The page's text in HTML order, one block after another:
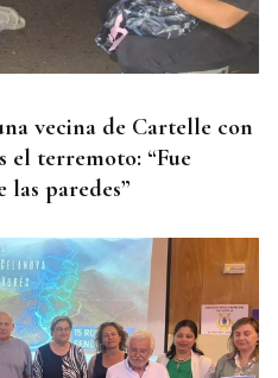
vecina de Cartelle con
el terremoto: “Fue
paredes”